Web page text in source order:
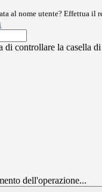
al nome utente? Effettua il
di controllare la casella
dell'operazione...